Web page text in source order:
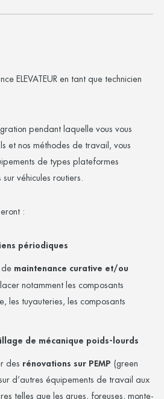
ELEVATEUR en tant que technicien
pendant laquelle vous vous
et nos méthodes de travail, vous
de types plateformes
véhicules routiers.
:
périodiques
de maintenance curative et/ou
notamment les composants
les tuyauteries, les composants
de mécanique poids-lourds
des rénovations sur PEMP (green
d’autres équipements de travail aux
telles que les grues, foreuses, monte-